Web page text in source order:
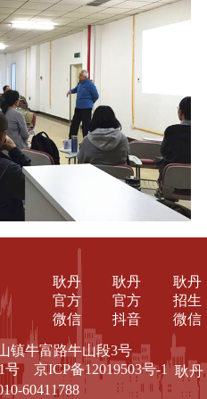
耿丹
招生
微信
耿丹
官方
抖音
耿丹
官方
微信
镇牛富路牛山段3号
号
京ICP备12019503号-1耿丹
60411788